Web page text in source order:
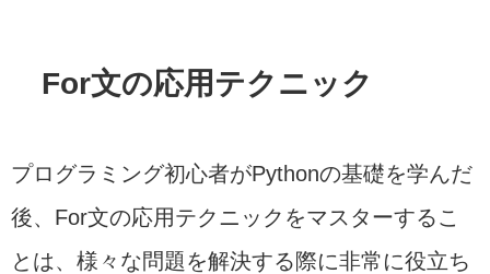
For文の応用テクニック
プログラミング初心者がPythonの基礎を学んだ
後、For文の応用テクニックをマスターするこ
とは、様々な問題を解決する際に非常に役立ち